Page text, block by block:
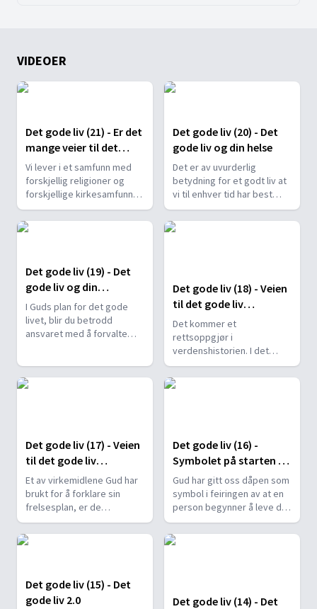
VIDEOER
Det gode liv (21) - Er det
mange veier til det
gode liv?
Vi lever i et samfunn med
forskjellig religioner og
forskjellige kirkesamfunn,
med veldig forskjellige
oppfatninger om Bibelen. I
dette mylderet av
for å finne fram.
Det gode liv (20) - Det
gode liv og din helse
Det er av uvurderlig
betydning for et godt liv at
vi til enhver tid har best
mulig helse. Han som har
skapt oss, har de beste
forutsetningene for å gi råd
Det gode liv (19) - Det
gode liv og din
økonomi
I Guds plan for det gode
livet, blir du betrodd
ansvaret med å forvalte
har gitt oss gode råd og
Det gode liv (18) - Veien
til det gode liv
symbolisert (del 2)
Det kommer et
rettsoppgjør i
verdenshistorien. I det
oppgjøret spiller Jesus en
avgjørende rolle. Hans
målsetting er å frelse og
verden».
Det gode liv (17) - Veien
til det gode liv
symbolisert (del 1)
Et av virkemidlene Gud har
brukt for å forklare sin
frelsesplan, er de
symbolske tingene og
handlingene i helligdommen
som Gud ba israelittene
også i dag.
Det gode liv (16) -
Symbolet på starten av
det gode liv
Gud har gitt oss dåpen som
symbol i feiringen av at en
person begynner å leve det
gode livet med ham. Dåpen
er en mektig
symbolhandling.
Det gode liv (15) - Det
gode liv 2.0
Det gode liv (14) - Det